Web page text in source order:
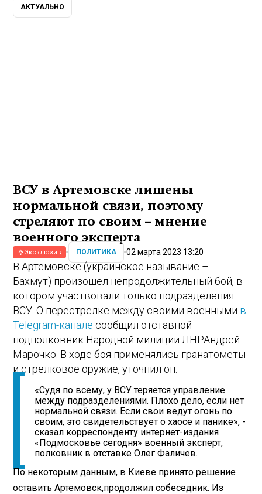
АКТУАЛЬНО
ВСУ в Артемовске лишены
нормальной связи, поэтому
стреляют по своим – мнение
военного эксперта
Эксклюзив ПОЛИТИКА 02 марта 2023 13:20
В Артемовске (украинское называние –
Бахмут) произошел непродолжительный бой, в
котором участвовали только подразделения
ВСУ. О перестрелке между своими военными в
Telegram-канале сообщил отставной
подполковник Народной милиции ЛНРАндрей
Марочко. В ходе боя применялись гранатометы
и стрелковое оружие, уточнил он.
«Судя по всему, у ВСУ теряется управление
между подразделениями. Плохо дело, если нет
нормальной связи. Если свои ведут огонь по
своим, это свидетельствует о хаосе и панике», -
сказал корреспонденту интернет-издания
«Подмосковье сегодня» военный эксперт,
полковник в отставке Олег Фаличев.
По некоторым данным, в Киеве принято решение
оставить Артемовск,продолжил собеседник. Из